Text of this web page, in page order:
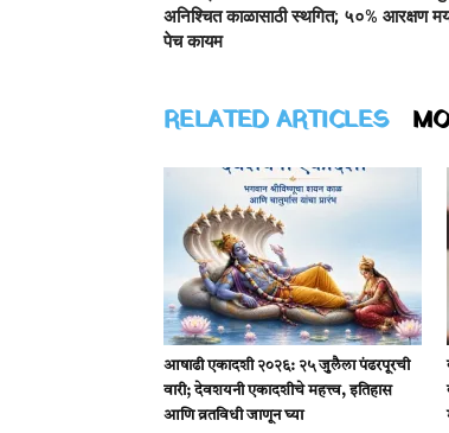
अनिश्चित काळासाठी स्थगित; ५०% आरक्षण
पेच कायम
RELATED ARTICLES
आषाढी एकादशी २०२६: २५ जुलैला पंढरपूरची
वारी; देवशयनी एकादशीचे महत्त्व, इतिहास
आणि व्रतविधी जाणून घ्या